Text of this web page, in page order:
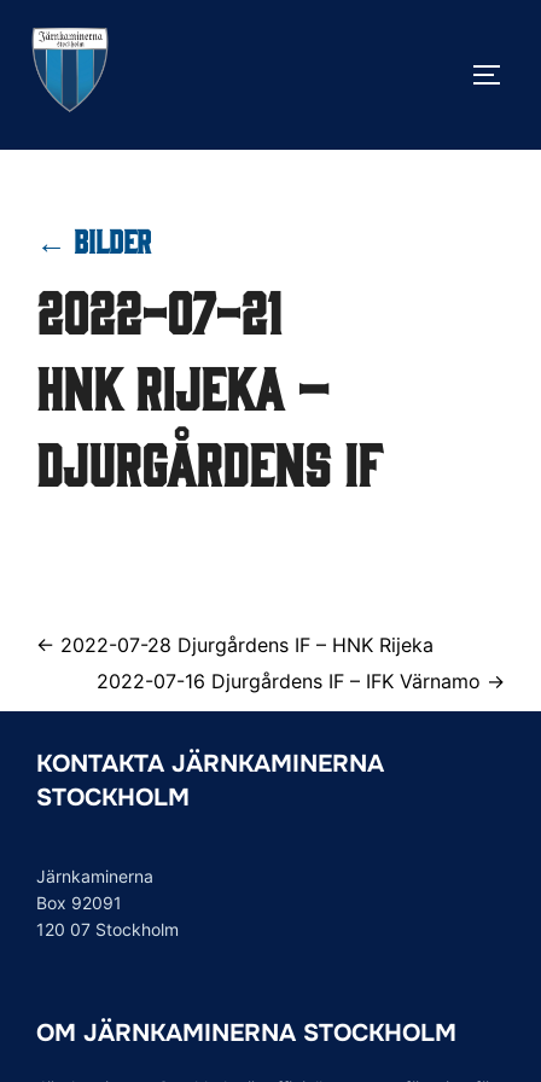
innehåll
← BILDER
2022-07-21
HNK Rijeka –
Djurgårdens IF
← 2022-07-28 Djurgårdens IF – HNK Rijeka
2022-07-16 Djurgårdens IF – IFK Värnamo →
KONTAKTA JÄRNKAMINERNA
STOCKHOLM
Järnkaminerna
Box 92091
120 07 Stockholm
OM JÄRNKAMINERNA STOCKHOLM